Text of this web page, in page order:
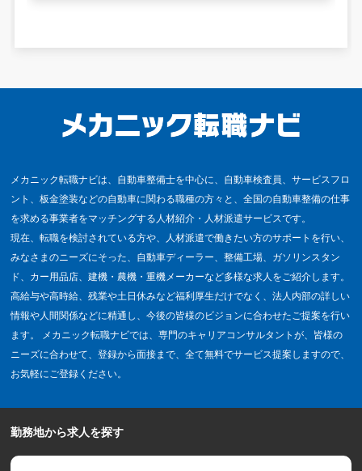
メカニック転職ナビは、自動車整備士を中心に、自動車検査員、サービスフロ
ント、板金塗装などの自動車に関わる職種の方々と、全国の自動車整備の仕事
を求める事業者をマッチングする人材紹介・人材派遣サービスです。
現在、転職を検討されている方や、人材派遣で働きたい方のサポートを行い、
みなさまのニーズにそった、自動車ディーラー、整備工場、ガソリンスタン
ド、カー用品店、建機・農機・重機メーカーなど多様な求人をご紹介します。
高給与や高時給、残業や土日休みなど福利厚生だけでなく、法人内部の詳しい
情報や人間関係などに精通し、今後の皆様のビジョンに合わせたご提案を行い
ます。 メカニック転職ナビでは、専門のキャリアコンサルタントが、皆様の
ニーズに合わせて、登録から面接まで、全て無料でサービス提案しますので、
お気軽にご登録ください。
勤務地から求人を探す